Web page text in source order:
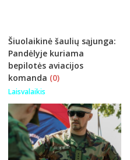
Šiuolaikinė šaulių sąjunga:
Pandėlyje kuriama
bepilotės aviacijos
komanda (0)
Laisvalaikis